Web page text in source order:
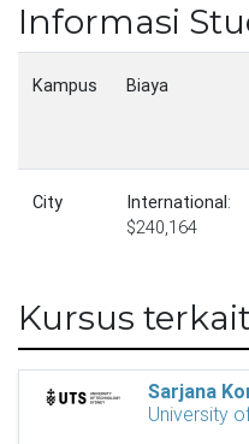
Informasi
Kampus Biaya
City International:
$240,164
Kursus
Sarjana
University